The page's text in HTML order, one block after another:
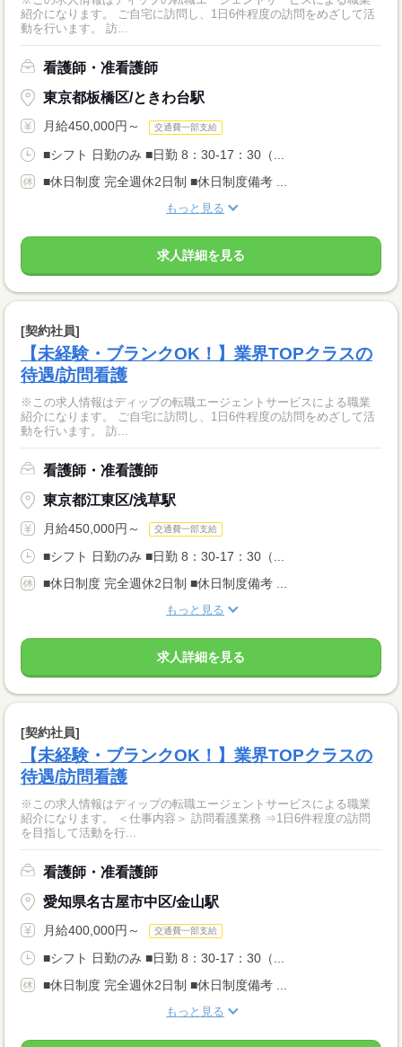
紹介になります。 ご自宅に訪問し、1日6件程度の訪問をめざして活
動を行います。 訪...
看護師・准看護師
東京都板橋区/ときわ台駅
月給450,000円～ 交通費一部支給
■シフト 日勤のみ ■日勤 8：30-17：30（...
■休日制度 完全週休2日制 ■休日制度備考 ...
もっと見る
求人詳細を見る
[契約社員]
【未経験・ブランクOK！】業界TOPクラスの
待遇/訪問看護
※この求人情報はディップの転職エージェントサービスによる職業
紹介になります。 ご自宅に訪問し、1日6件程度の訪問をめざして活
動を行います。 訪...
看護師・准看護師
東京都江東区/浅草駅
月給450,000円～ 交通費一部支給
■シフト 日勤のみ ■日勤 8：30-17：30（...
■休日制度 完全週休2日制 ■休日制度備考 ...
もっと見る
求人詳細を見る
[契約社員]
【未経験・ブランクOK！】業界TOPクラスの
待遇/訪問看護
※この求人情報はディップの転職エージェントサービスによる職業
紹介になります。 ＜仕事内容＞ 訪問看護業務 ⇒1日6件程度の訪問
を目指して活動を行...
看護師・准看護師
愛知県名古屋市中区/金山駅
月給400,000円～ 交通費一部支給
■シフト 日勤のみ ■日勤 8：30-17：30（...
■休日制度 完全週休2日制 ■休日制度備考 ...
もっと見る